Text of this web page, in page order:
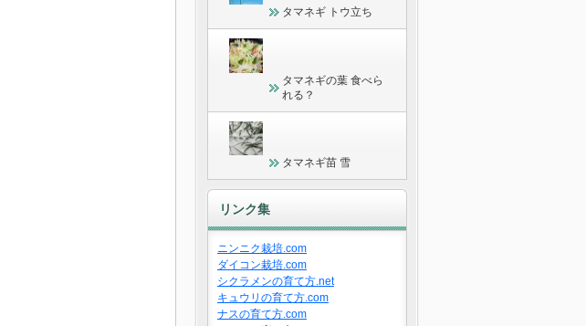
タマネギ トウ立ち
タマネギの葉 食べら
れる？
タマネギ苗 雪
リンク集
ニンニク栽培.com
ダイコン栽培.com
シクラメンの育て方.net
キュウリの育て方.com
ナスの育て方.com